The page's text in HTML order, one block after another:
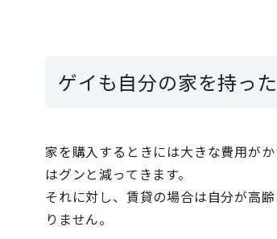
ゲイも自分の家を持っ
家を購入するときには大きな費用が
はグンと減ってきます。
それに対し、賃貸の場合は自分が高
りません。